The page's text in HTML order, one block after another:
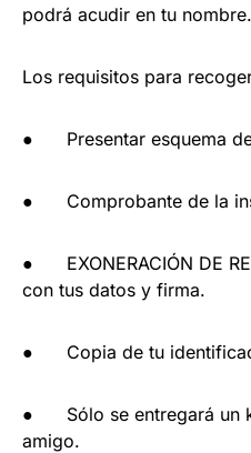
podrá acudir en tu nombre.
Los requisitos para
● Presentar esquema
● Comprobante de la
● EXONERACIÓN DE
con tus datos y firma.
● Copia de tu
● Sólo se entregará un
amigo.